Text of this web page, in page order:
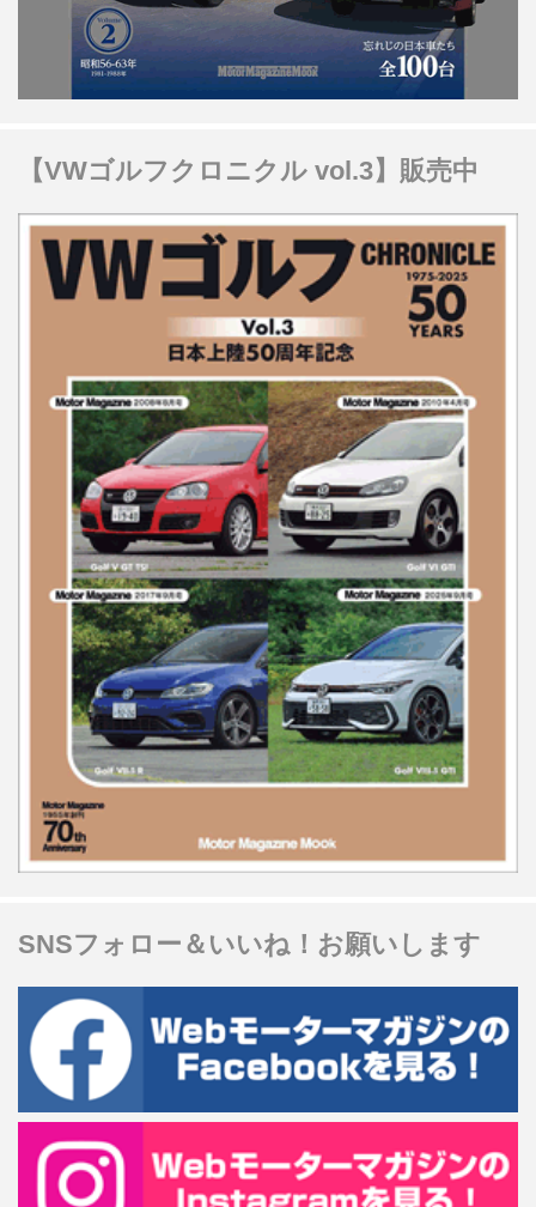
【VWゴルフクロニクル vol.3】販売中
SNSフォロー＆いいね！お願いします